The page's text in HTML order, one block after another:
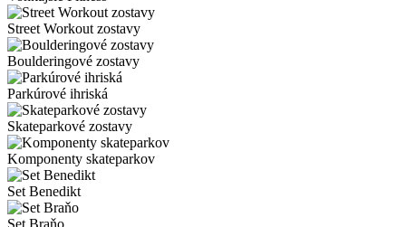
Street Workout zostavy
Boulderingové zostavy
Parkúrové ihriská
Skateparkové zostavy
Komponenty skateparkov
Set Benedikt
Set Braňo